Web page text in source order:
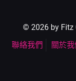
© 2026 by Fitz
聯絡我們
關於我